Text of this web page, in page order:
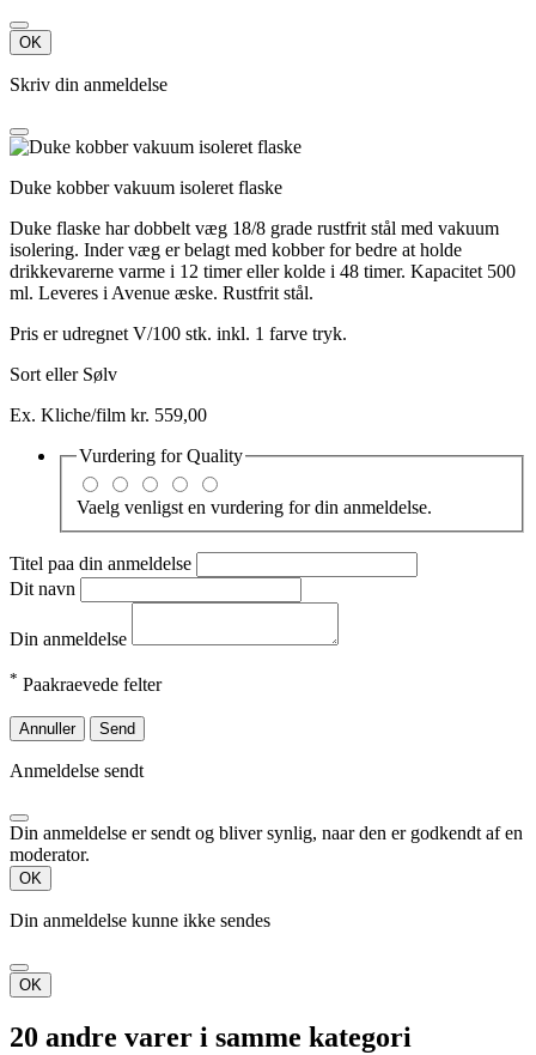
OK
Skriv din anmeldelse
Duke kobber vakuum isoleret flaske
Duke flaske har dobbelt væg 18/8 grade rustfrit stål med vakuum
isolering. Inder væg er belagt med kobber for bedre at holde
drikkevarerne varme i 12 timer eller kolde i 48 timer. Kapacitet 500
ml. Leveres i Avenue æske. Rustfrit stål.
Pris er udregnet V/100 stk. inkl. 1 farve tryk.
Sort eller Sølv
Ex. Kliche/film kr. 559,00
Vurdering forQuality
Vaelg venligst en vurdering for din anmeldelse.
Titel paa din anmeldelse
Dit navn
Din anmeldelse
* Paakraevede felter
Annuller Send
Anmeldelse sendt
Din anmeldelse er sendt og bliver synlig, naar den er godkendt af en
moderator.
OK
Din anmeldelse kunne ikke sendes
OK
20 andre varer i samme kategori